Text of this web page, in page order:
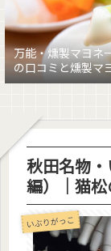
万能・燻製マヨネ
の口コミと燻製マ
を紹介
秋田名物
編）｜猫
いぶりがっこ